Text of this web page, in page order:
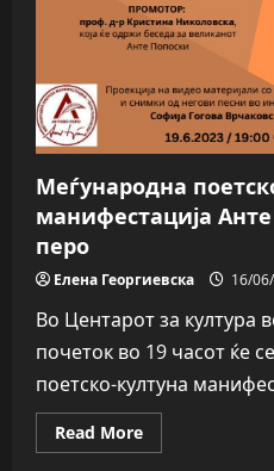
Меѓународна
манифестација
перо
Елена Георгиевска 16/
Во Центарот за култура
почеток во 19 часот ќе
поетско-култуна
Read MoreRead
more